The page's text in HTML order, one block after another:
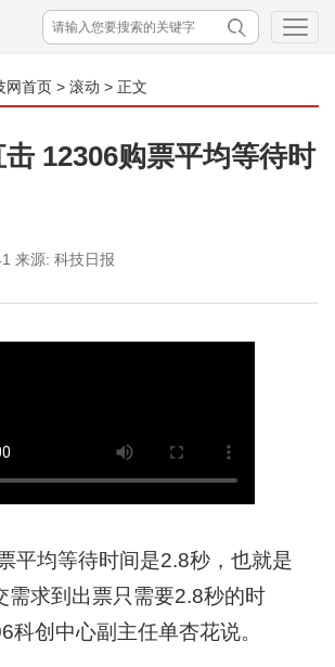
网首页 > 滚动 > 正文
12306购票平均等待时
来源: 科技日报
平均等待时间是2.8秒，也就是
需求到出票只需要2.8秒的时
科创中心副主任单杏花说。